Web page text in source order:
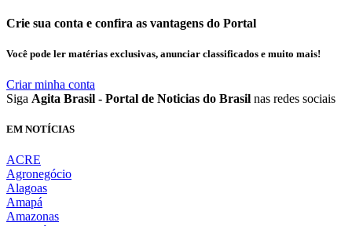
Crie sua conta e confira as vantagens do Portal
Você pode ler matérias exclusivas, anunciar classificados e muito mais!
Criar minha conta
Siga Agita Brasil - Portal de Noticias do Brasil nas redes sociais
EM NOTÍCIAS
ACRE
Agronegócio
Alagoas
Amapá
Amazonas